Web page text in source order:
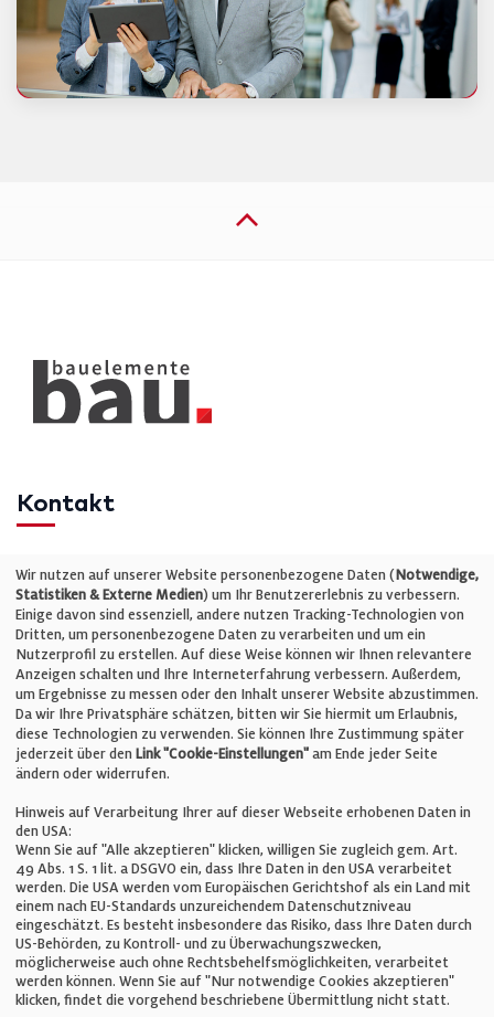
Kontakt
Telefon: +49 (0)711 2585563-0
E-Mail:info@bauelemente-bau.eu
Unternehmen
Impressum
Cookie-Einstellungen
AGB
Wir nutzen auf unserer Website personenbezogene Daten (Notwendige,
Statistiken & Externe Medien) um Ihr Benutzererlebnis zu verbessern.
Einige davon sind essenziell, andere nutzen Tracking-Technologien von
Dritten, um personenbezogene Daten zu verarbeiten und um ein
Nutzerprofil zu erstellen. Auf diese Weise können wir Ihnen relevantere
Anzeigen schalten und Ihre Interneterfahrung verbessern. Außerdem,
um Ergebnisse zu messen oder den Inhalt unserer Website abzustimmen.
Da wir Ihre Privatsphäre schätzen, bitten wir Sie hiermit um Erlaubnis,
diese Technologien zu verwenden. Sie können Ihre Zustimmung später
jederzeit über den Link "Cookie-Einstellungen" am Ende jeder Seite
ändern oder widerrufen.
Hinweis auf Verarbeitung Ihrer auf dieser Webseite erhobenen Daten in
den USA:
Wenn Sie auf "Alle akzeptieren" klicken, willigen Sie zugleich gem. Art.
49 Abs. 1 S. 1 lit. a DSGVO ein, dass Ihre Daten in den USA verarbeitet
werden. Die USA werden vom Europäischen Gerichtshof als ein Land mit
einem nach EU-Standards unzureichendem Datenschutzniveau
eingeschätzt. Es besteht insbesondere das Risiko, dass Ihre Daten durch
US-Behörden, zu Kontroll- und zu Überwachungszwecken,
möglicherweise auch ohne Rechtsbehelfsmöglichkeiten, verarbeitet
werden können. Wenn Sie auf "Nur notwendige Cookies akzeptieren"
klicken, findet die vorgehend beschriebene Übermittlung nicht statt.